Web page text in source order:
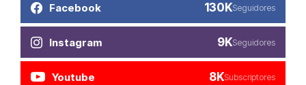
Facebook 130KSeguidores
Instagram 9KSeguidores
Youtube 8KSubscriptores